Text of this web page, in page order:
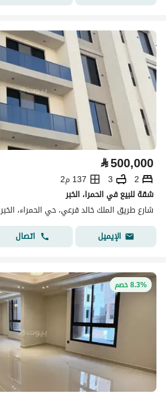
⃁500,000
2
3
137 م2
شقة للبيع في الحمرا، الخبر
شارع طريق الملك خالد فرعي، حي الحمراء، الخبر
الإيميل
اتصال
8.3% خصم